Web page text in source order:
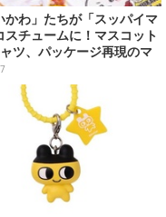
かわ」たちが「スッパイマ
スチュームに！マスコット
ツ、パッケージ再現のマ
トなど全5アイテム